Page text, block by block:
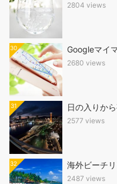
2804 views
30 Googleマイ
2680 views
31 日の入りか
2577 views
32 海外ビーチ
2487 views